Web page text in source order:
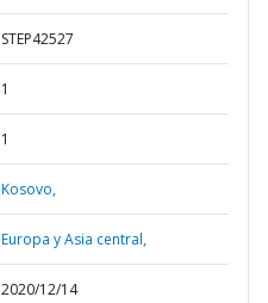
STEP42527
1
1
Kosovo,
Europa y Asia central,
2020/12/14